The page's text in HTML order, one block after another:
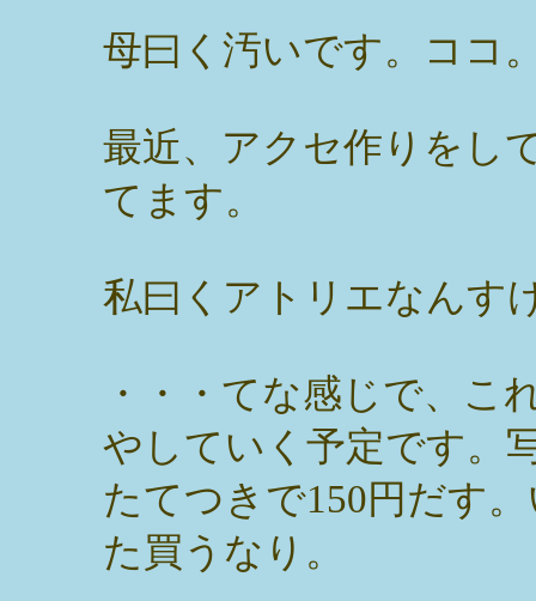
母曰く汚いです。ココ
最近、アクセ作りをし
てます。
私曰くアトリエなんす
・・・てな感じで、こ
やしていく予定です。
たてつきで150円だす
た買うなり。